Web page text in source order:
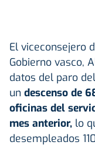
El viceconsejero
Gobierno vasco,
datos del paro
un descenso de
oficinas del
mes anterior, lo
desempleados